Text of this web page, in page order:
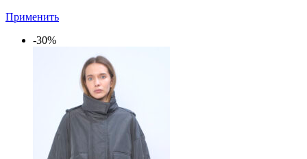
Применить
-30%